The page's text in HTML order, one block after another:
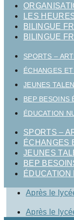
LES
BILINGUE
BILINGUE
SPORTS –
ÉCHANGES
JEUNES
BEP BESOINS
ÉDUCATION
SPORTS –
ÉCHANGES
JEUNES
BEP
ÉDUCATION
Après le
Après le